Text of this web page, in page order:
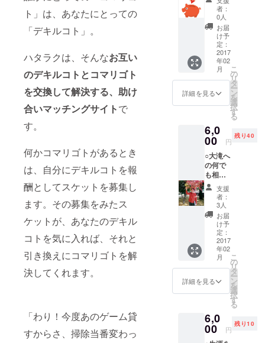
ト」は、あなたにとっての
「デキルコト」。
ハタラクは、そんなお互い
のデキルコトとコマリゴト
を交換して解決する、助け
合いマッチングサイトで
す。
何かコマリゴトがあるとき
は、自分にデキルコトを報
酬としてスケットを募集し
ます。その募集をみたス
ケットが、あなたのデキル
コトを気に入れば、それと
引き換えにコマリゴトを解
決してくれます。
「わり！今度あのゲーム貸
すからさ、掃除当番変わっ
クから
事前登
録をお
願いい
たしま
す⬇︎
【http://
teaser.
hata-
raku.lin
k/】 ※事
年4月、
本公開
は2017
年5月を
予定し
ており
ます。
支援金
として
ありが
たく頂
戴いた
しま
す。 大
滝より
心から
の感謝
を込め
ルをお
送りい
たしま
す。
者：
0人
お届
け予
定：
2017
年02
月
詳細を見る
こ
の
リ
タ
ー
ン
を
選
択
す
る
6,0
00 円
残り40
○大滝へ
の何で
も相談
権 ○お
礼の
メール
スカイ
プ通話
で60分
間、大
滝が答
えられ
る範囲
で何で
も相談
HPやシ
ステム
の相
支援
者：
3人
お届
け予
定：
2017
年02
月
詳細を見る
こ
の
リ
タ
ー
ン
を
選
択
す
る
6,0
00 円
残り10